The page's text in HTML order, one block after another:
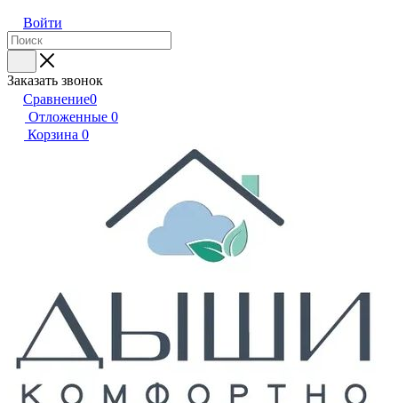
Войти
Заказать звонок
Сравнение0
Отложенные 0
Корзина 0